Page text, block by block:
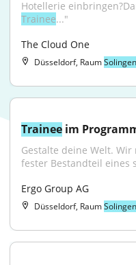
Trainee..."
The Cloud One
Düsseldorf, RaumSolingen
Trainee im
Gestalte deine Welt.
fester Bestandteil eines
Ergo Group AG
Düsseldorf, RaumSolingen